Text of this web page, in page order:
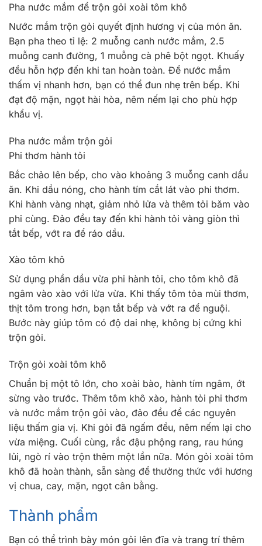
Pha nước mắm để trộn gỏi xoài tôm khô
Nước mắm trộn gỏi quyết định hương vị của món ăn.
Bạn pha theo tỉ lệ: 2 muỗng canh nước mắm, 2.5
muỗng canh đường, 1 muỗng cà phê bột ngọt. Khuấy
đều hỗn hợp đến khi tan hoàn toàn. Để nước mắm
thấm vị nhanh hơn, bạn có thể đun nhẹ trên bếp. Khi
đạt độ mặn, ngọt hài hòa, nêm nếm lại cho phù hợp
khẩu vị.
Pha nước mắm trộn gỏi
Phi thơm hành tỏi
Bắc chảo lên bếp, cho vào khoảng 3 muỗng canh dầu
ăn. Khi dầu nóng, cho hành tím cắt lát vào phi thơm.
Khi hành vàng nhạt, giảm nhỏ lửa và thêm tỏi băm vào
phi cùng. Đảo đều tay đến khi hành tỏi vàng giòn thì
tắt bếp, vớt ra để ráo dầu.
Xào tôm khô
Sử dụng phần dầu vừa phi hành tỏi, cho tôm khô đã
ngâm vào xào với lửa vừa. Khi thấy tôm tỏa mùi thơm,
thịt tôm trong hơn, bạn tắt bếp và vớt ra để nguội.
Bước này giúp tôm có độ dai nhẹ, không bị cứng khi
trộn gỏi.
Trộn gỏi xoài tôm khô
Chuẩn bị một tô lớn, cho xoài bào, hành tím ngâm, ớt
sừng vào trước. Thêm tôm khô xào, hành tỏi phi thơm
và nước mắm trộn gỏi vào, đảo đều để các nguyên
liệu thấm gia vị. Khi gỏi đã ngấm đều, nêm nếm lại cho
vừa miệng. Cuối cùng, rắc đậu phộng rang, rau húng
lủi, ngò rí vào trộn thêm một lần nữa. Món gỏi xoài tôm
khô đã hoàn thành, sẵn sàng để thưởng thức với hương
vị chua, cay, mặn, ngọt cân bằng.
Thành phẩm
Bạn có thể trình bày món gỏi lên đĩa và trang trí thêm